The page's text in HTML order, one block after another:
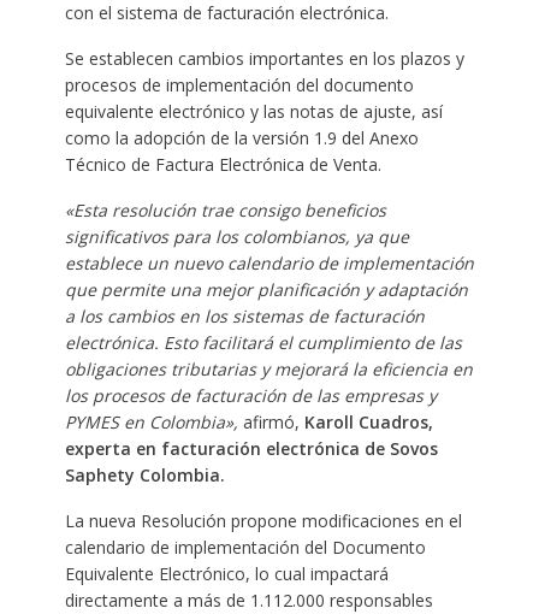
con el sistema de facturación electrónica.
Se establecen cambios importantes en los plazos y
procesos de implementación del documento
equivalente electrónico y las notas de ajuste, así
como la adopción de la versión 1.9 del Anexo
Técnico de Factura Electrónica de Venta.
«Esta resolución trae consigo beneficios
significativos para los colombianos, ya que
establece un nuevo calendario de implementación
que permite una mejor planificación y adaptación
a los cambios en los sistemas de facturación
electrónica. Esto facilitará el cumplimiento de las
obligaciones tributarias y mejorará la eficiencia en
los procesos de facturación de las empresas y
PYMES en Colombia», afirmó, Karoll Cuadros,
experta en facturación electrónica de Sovos
Saphety Colombia.
La nueva Resolución propone modificaciones en el
calendario de implementación del Documento
Equivalente Electrónico, lo cual impactará
directamente a más de 1.112.000 responsables